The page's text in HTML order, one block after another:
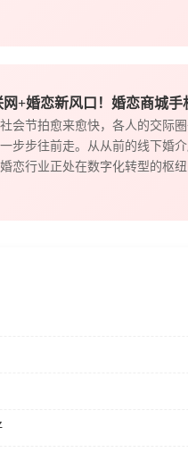
网+婚恋新风口！婚恋商城
会节拍愈来愈快，各人的交际
步步往前走。从从前的线下婚
恋行业正处在数字化转型的枢